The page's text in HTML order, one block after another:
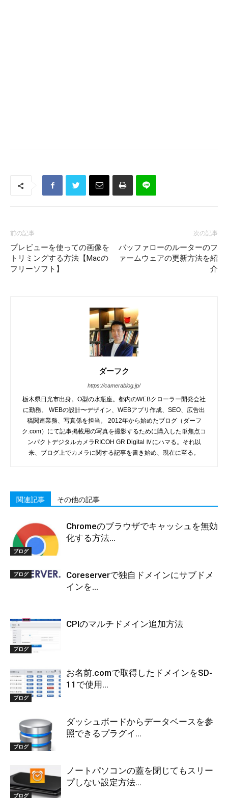
前の記事
プレビューを使っての画像を
トリミングする方法【Macの
フリーソフト】
次の記事
バッファローのルーターのフ
ァームウェアの更新方法を紹
介
ダーフク
https://camerablog.jp/
栃木県日光市出身。O型の水瓶座。都内のWEBクローラー開発会社
に勤務。 WEBの設計〜デザイン、WEBアプリ作成、SEO、広告出
稿関連業務、写真係を担当。 2012年から始めたブログ（ダーフ
ク.com）にて記事掲載用の写真を撮影するために購入した単焦点コ
ンパクトデジタルカメラRICOH GR Digital Ⅳにハマる。それ以
来、ブログ上でカメラに関する記事を書き始め、現在に至る。
関連記事 その他の記事
ブログ
Chromeのブラウザでキャッシュを無効
化する方法...
ブログ
Coreserverで独自ドメインにサブドメ
インを...
ブログ
CPIのマルチドメイン追加方法
ブログ
お名前.comで取得したドメインをSD-
11で使用...
ブログ
ダッシュボードからデータベースを参
照できるプラグイ...
ブログ
ノートパソコンの蓋を閉じてもスリー
プしない設定方法...